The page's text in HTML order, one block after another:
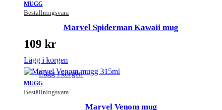
MUGG
Beställningsvara
Marvel Spiderman Kawaii mug
109 kr
Lägg i korgen
MUGG
Beställningsvara
Lägg i korgen
Marvel Venom mug